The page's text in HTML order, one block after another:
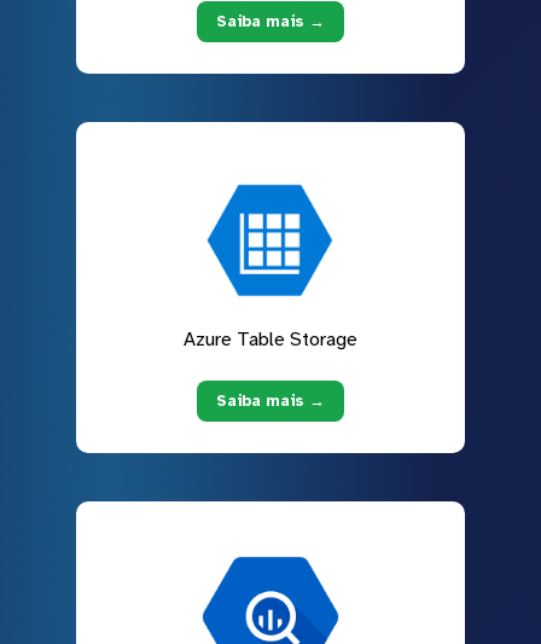
Saiba mais →
Azure Table Storage
Saiba mais →